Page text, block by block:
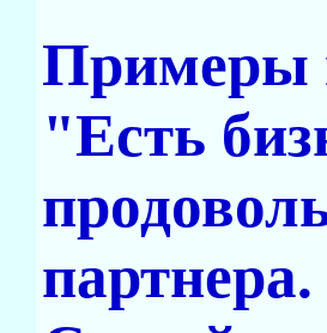
Примеры
"Есть
партнера.